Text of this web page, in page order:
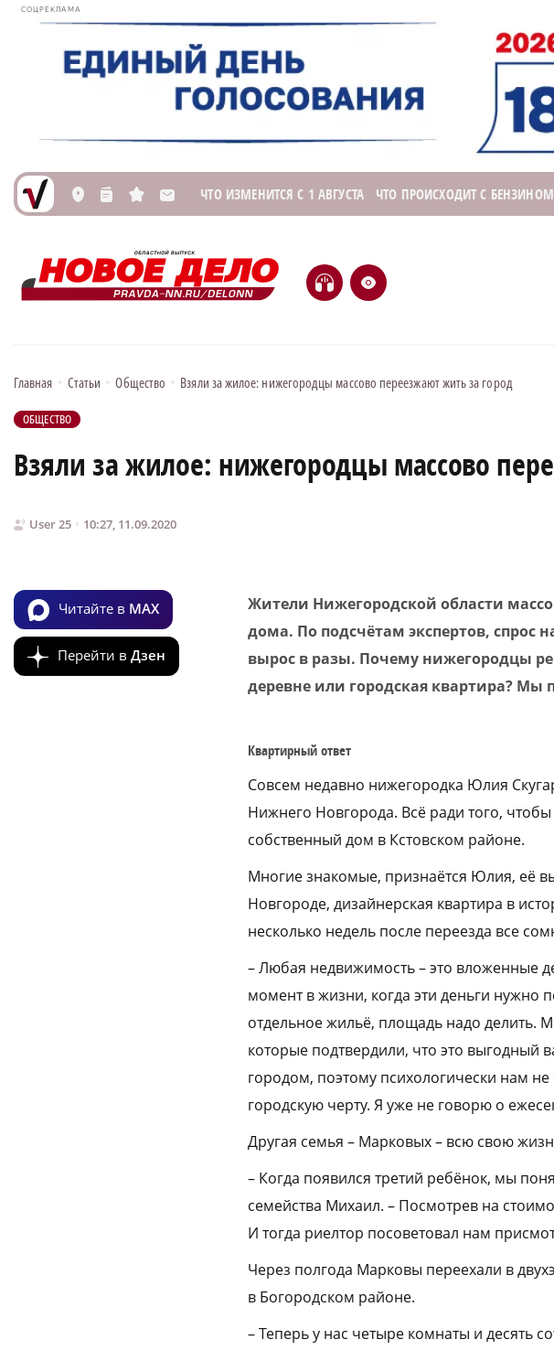
СОЦРЕКЛАМА
L n s M ЧТО ИЗМЕНИТСЯ С 1 АВГУСТА ЧТО ПРОИСХОДИТ С БЕНЗИНОМ
H e
Главная • Статьи • Общество • Взяли за жилое: нижегородцы массово переезжают жить за город
ОБЩЕСТВО
Взяли за жилое: нижегородцы массово
User 25 10:27, 11.09.2020
Читайте в MAX
Перейти в Дзен
Жители Нижегородской области
дома. По подсчётам экспертов, спрос
вырос в разы. Почему нижегородцы
деревне или городская квартира? Мы
Квартирный ответ
Совсем недавно нижегородка Юлия
Нижнего Новгорода. Всё ради того,
собственный дом в Кстовском районе.
Многие знакомые, признаётся Юлия, её
Новгороде, дизайнерская квартира в
несколько недель после переезда все
– Любая недвижимость – это вложенные
момент в жизни, когда эти деньги нужно
отдельное жильё, площадь надо делить.
которые подтвердили, что это выгодный
городом, поэтому психологически нам
городскую черту. Я уже не говорю о
Другая семья – Марковых – всю свою
– Когда появился третий ребёнок, мы
семейства Михаил. – Посмотрев на
И тогда риелтор посоветовал нам
Через полгода Марковы переехали в
в Богородском районе.
– Теперь у нас четыре комнаты и десять